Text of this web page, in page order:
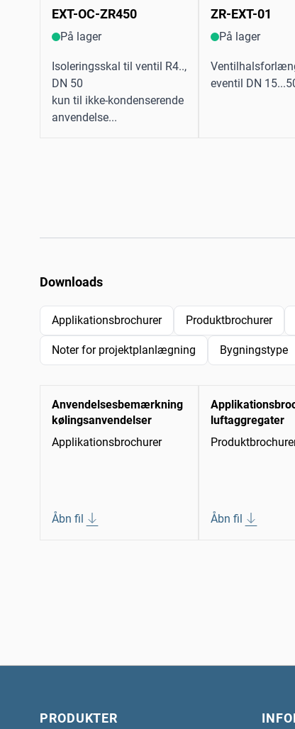
EXT-OC-ZR450
På lager
Isoleringsskal til ventil R4..,
DN 50
kun til ikke-kondenserende
anvendelse...
ZR-EXT-01
På lager
eventil DN
Downloads
Applikationsbrochurer Produktbrochurer
Noter for projektplanlægning Bygningstype
Anvendelsesbemærkning
kølingsanvendelser
Applikationsbrochurer
Åbn fil
luftaggregater
Åbn fil
PRODUKTER